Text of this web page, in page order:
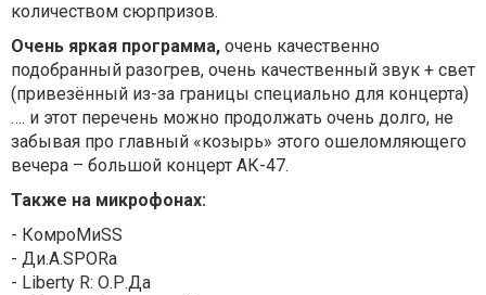
количеством сюрпризов.
Очень яркая программа, очень качественно
подобранный разогрев, очень качественный звук + свет
(привезённый из-за границы специально для концерта)
…. и этот перечень можно продолжать очень долго, не
забывая про главный «козырь» этого ошеломляющего
вечера – большой концерт АК-47.
Также на микрофонах:
- КомроМиSS
- Ди.А.SPORa
- Liberty R: О.Р.Да